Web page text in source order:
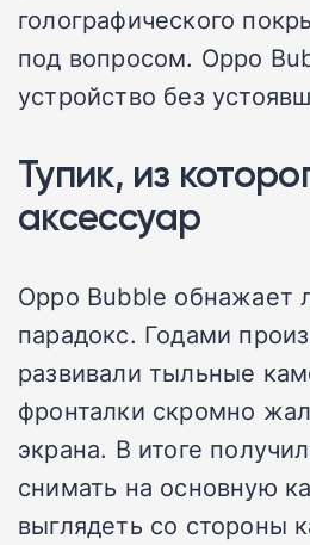
голографического
под вопросом. Oppo
устройство без
Тупик, из
аксессуар
Oppo Bubble обнажает
парадокс. Годами
развивали тыльные
фронталки скромно
экрана. В итоге
снимать на основную
выглядеть со стороны